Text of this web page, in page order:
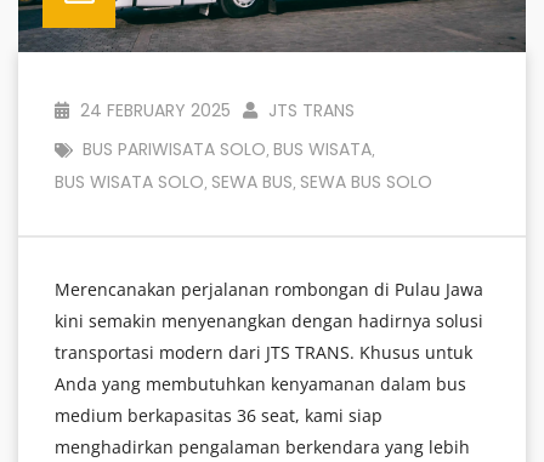
24 FEBRUARY 2025
JTS TRANS
BUS PARIWISATA SOLO, BUS WISATA,
BUS WISATA SOLO, SEWA BUS, SEWA BUS SOLO
Merencanakan perjalanan rombongan di Pulau Jawa
kini semakin menyenangkan dengan hadirnya solusi
transportasi modern dari JTS TRANS. Khusus untuk
Anda yang membutuhkan kenyamanan dalam bus
medium berkapasitas 36 seat, kami siap
menghadirkan pengalaman berkendara yang lebih